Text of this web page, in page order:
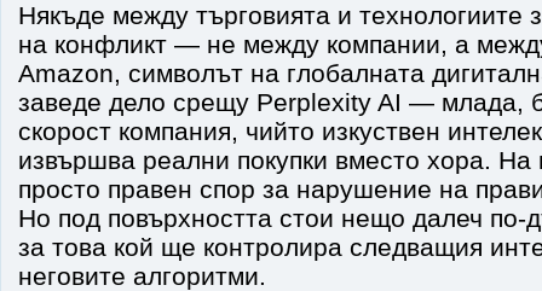
Някъде между търговията и технологиите
на конфликт — не между компании, а
Amazon, символът на глобалната
заведе дело срещу Perplexity AI — млада,
скорост компания, чийто изкуствен
извършва реални покупки вместо хора. На
просто правен спор за нарушение на
Но под повърхността стои нещо далеч
за това кой ще контролира следващия
неговите алгоритми.